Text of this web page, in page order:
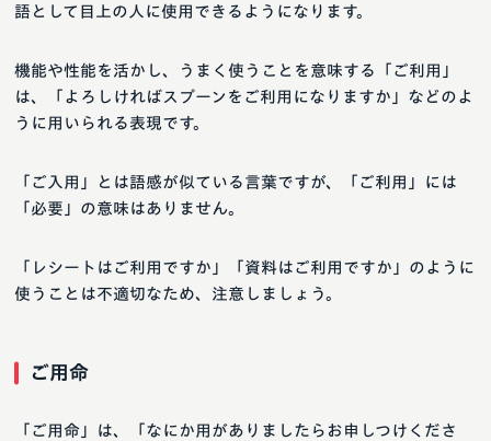
語として目上の人に使用できるようになります。
機能や性能を活かし、うまく使うことを意味する「ご利用」
は、「よろしければスプーンをご利用になりますか」などのよ
うに用いられる表現です。
「ご入用」とは語感が似ている言葉ですが、「ご利用」には
「必要」の意味はありません。
「レシートはご利用ですか」「資料はご利用ですか」のように
使うことは不適切なため、注意しましょう。
ご用命
「ご用命」は、「なにか用がありましたらお申しつけくださ